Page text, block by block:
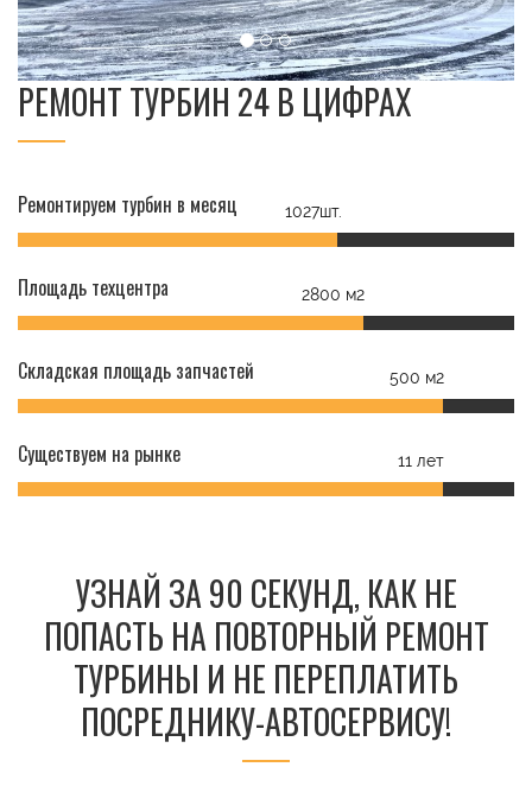
РЕМОНТ ТУРБИН 24 В ЦИФРАХ
Ремонтируем турбин в месяц 1027шт.
Площадь техцентра 2800 м2
Складская площадь запчастей 500 м2
Существуем на рынке 11 лет
УЗНАЙ ЗА 90 СЕКУНД, КАК НЕ
ПОПАСТЬ НА ПОВТОРНЫЙ РЕМОНТ
ТУРБИНЫ И НЕ ПЕРЕПЛАТИТЬ
ПОСРЕДНИКУ-АВТОСЕРВИСУ!